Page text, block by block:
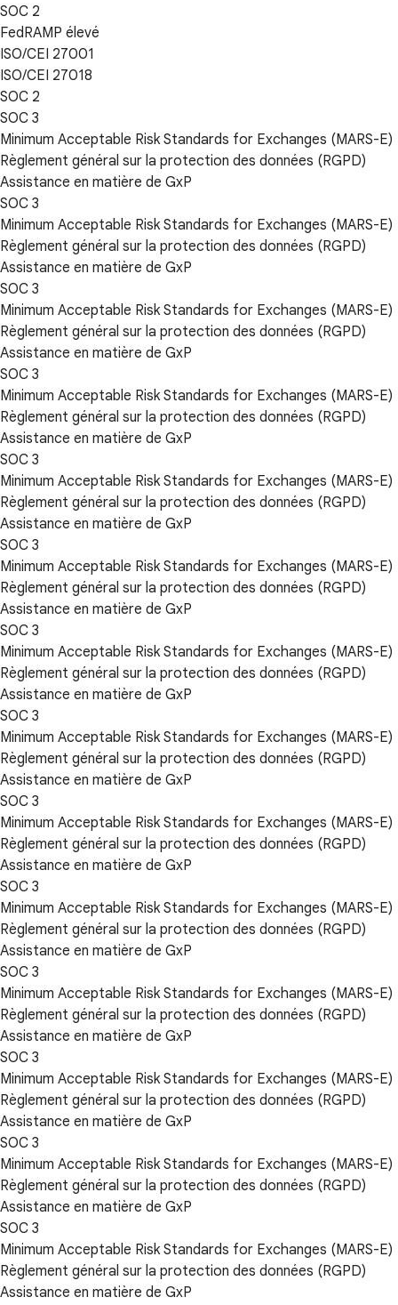
SOC 2
FedRAMP élevé
ISO/CEI 27001
ISO/CEI 27018
SOC 2
SOC 3
Minimum Acceptable Risk Standards for Exchanges (MARS-E)
Règlement général sur la protection des données (RGPD)
Assistance en matière de GxP
SOC 3
Minimum Acceptable Risk Standards for Exchanges (MARS-E)
Règlement général sur la protection des données (RGPD)
Assistance en matière de GxP
SOC 3
Minimum Acceptable Risk Standards for Exchanges (MARS-E)
Règlement général sur la protection des données (RGPD)
Assistance en matière de GxP
SOC 3
Minimum Acceptable Risk Standards for Exchanges (MARS-E)
Règlement général sur la protection des données (RGPD)
Assistance en matière de GxP
SOC 3
Minimum Acceptable Risk Standards for Exchanges (MARS-E)
Règlement général sur la protection des données (RGPD)
Assistance en matière de GxP
SOC 3
Minimum Acceptable Risk Standards for Exchanges (MARS-E)
Règlement général sur la protection des données (RGPD)
Assistance en matière de GxP
SOC 3
Minimum Acceptable Risk Standards for Exchanges (MARS-E)
Règlement général sur la protection des données (RGPD)
Assistance en matière de GxP
SOC 3
Minimum Acceptable Risk Standards for Exchanges (MARS-E)
Règlement général sur la protection des données (RGPD)
Assistance en matière de GxP
SOC 3
Minimum Acceptable Risk Standards for Exchanges (MARS-E)
Règlement général sur la protection des données (RGPD)
Assistance en matière de GxP
SOC 3
Minimum Acceptable Risk Standards for Exchanges (MARS-E)
Règlement général sur la protection des données (RGPD)
Assistance en matière de GxP
SOC 3
Minimum Acceptable Risk Standards for Exchanges (MARS-E)
Règlement général sur la protection des données (RGPD)
Assistance en matière de GxP
SOC 3
Minimum Acceptable Risk Standards for Exchanges (MARS-E)
Règlement général sur la protection des données (RGPD)
Assistance en matière de GxP
SOC 3
Minimum Acceptable Risk Standards for Exchanges (MARS-E)
Règlement général sur la protection des données (RGPD)
Assistance en matière de GxP
SOC 3
Minimum Acceptable Risk Standards for Exchanges (MARS-E)
Règlement général sur la protection des données (RGPD)
Assistance en matière de GxP